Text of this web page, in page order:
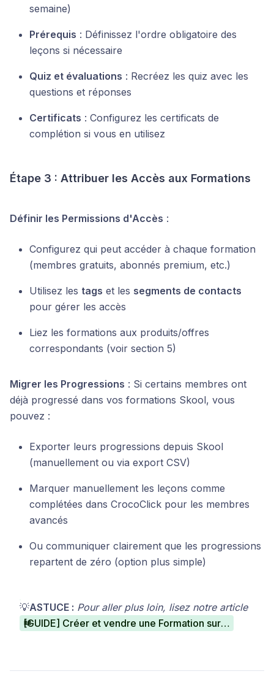
semaine)
Prérequis : Définissez l'ordre obligatoire des
leçons si nécessaire
Quiz et évaluations : Recréez les quiz avec les
questions et réponses
Certificats : Configurez les certificats de
complétion si vous en utilisez
Étape 3 : Attribuer les Accès aux Formations
Définir les Permissions d'Accès :
Configurez qui peut accéder à chaque formation
(membres gratuits, abonnés premium, etc.)
Utilisez les tags et les segments de contacts
pour gérer les accès
Liez les formations aux produits/offres
correspondants (voir section 5)
Migrer les Progressions : Si certains membres ont
déjà progressé dans vos formations Skool, vous
pouvez :
Exporter leurs progressions depuis Skool
(manuellement ou via export CSV)
Marquer manuellement les leçons comme
complétées dans CrocoClick pour les membres
avancés
Ou communiquer clairement que les progressions
repartent de zéro (option plus simple)
💡ASTUCE : Pour aller plus loin, lisez notre article
[GUIDE] Créer et vendre une Formation sur Crococlick